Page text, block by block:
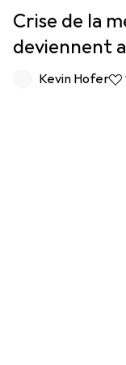
Crise de la
deviennent
Kevin Hofer